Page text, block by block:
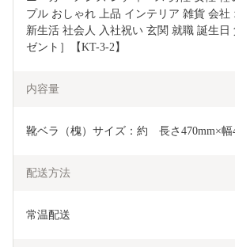
プル おしゃれ 上品 インテリア 雑貨 会社
新生活 社会人 入社祝い 玄関 就職 誕生日
ゼント］【KT-3-2】
内容量
靴ベラ（槐）サイズ：約　長さ470mm×幅
配送方法
常温配送